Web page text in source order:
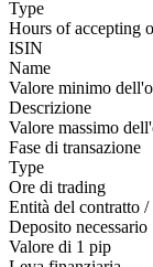
Type
Hours of accepting
ISIN
Name
Valore minimo
Descrizione
Valore massimo
Fase di transazione
Type
Ore di trading
Entità del contratto
Deposito necessario
Valore di 1 pip